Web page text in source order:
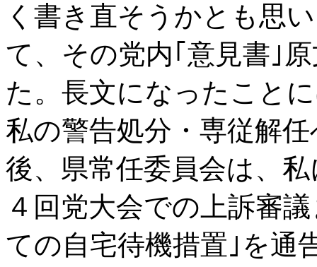
く書き直そうかとも思
て、その党内｢意見書｣
た。長文になったこと
私の警告処分・専従解
後、県常任委員会は、
４回党大会での上訴審
ての自宅待機措置｣を通